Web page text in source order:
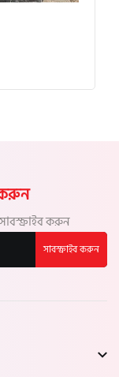
করুন
করুন
সাবস্ক্রাইব করুন